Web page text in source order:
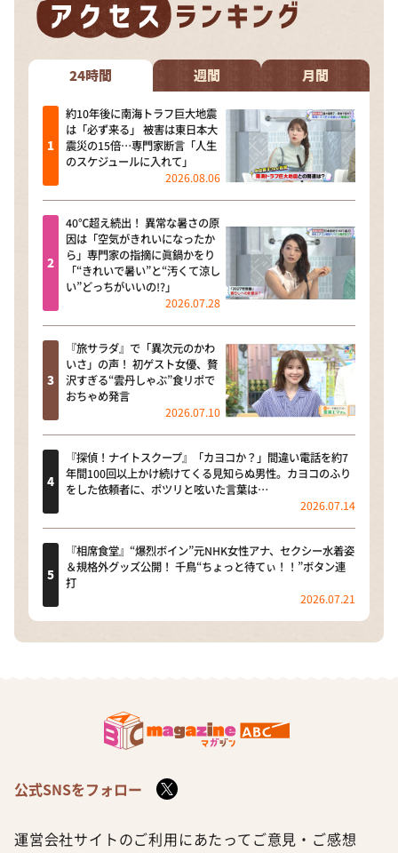
24時間 週間 月間
約10年後に南海トラフ巨大地震
は「必ず来る」 被害は東日本大
震災の15倍…専門家断言「人生
のスケジュールに入れて」
2026.08.06
40℃超え続出！ 異常な暑さの原
因は「空気がきれいになったか
ら」専門家の指摘に眞鍋かをり
「“きれいで暑い”と“汚くて涼し
い”どっちがいいの!?」
2026.07.28
『旅サラダ』で「異次元のかわ
いさ」の声！ 初ゲスト女優、贅
沢すぎる“雲丹しゃぶ”食リポで
おちゃめ発言
2026.07.10
『探偵！ナイトスクープ』「カヨコか？」間違い電話を約7
年間100回以上かけ続けてくる見知らぬ男性。カヨコのふり
をした依頼者に、ポツリと呟いた言葉は…
2026.07.14
『相席食堂』“爆烈ボイン”元NHK女性アナ、セクシー水着姿
＆規格外グッズ公開！ 千鳥“ちょっと待てぃ！！”ボタン連
打
2026.07.21
公式SNSをフォロー
運営会社サイトのご利用にあたって ご意見・ご感想